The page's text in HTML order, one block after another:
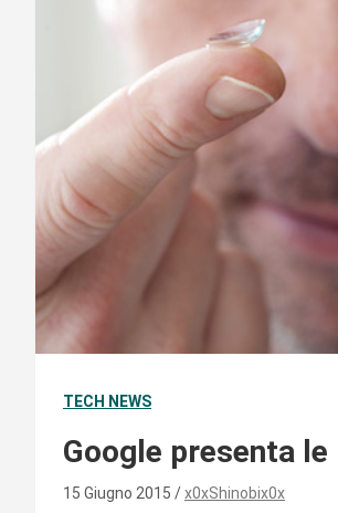
TECH NEWS
Google presenta
15 Giugno 2015 x0xShinobix0x